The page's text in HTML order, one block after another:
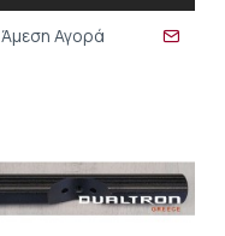
Άμεση Αγορά